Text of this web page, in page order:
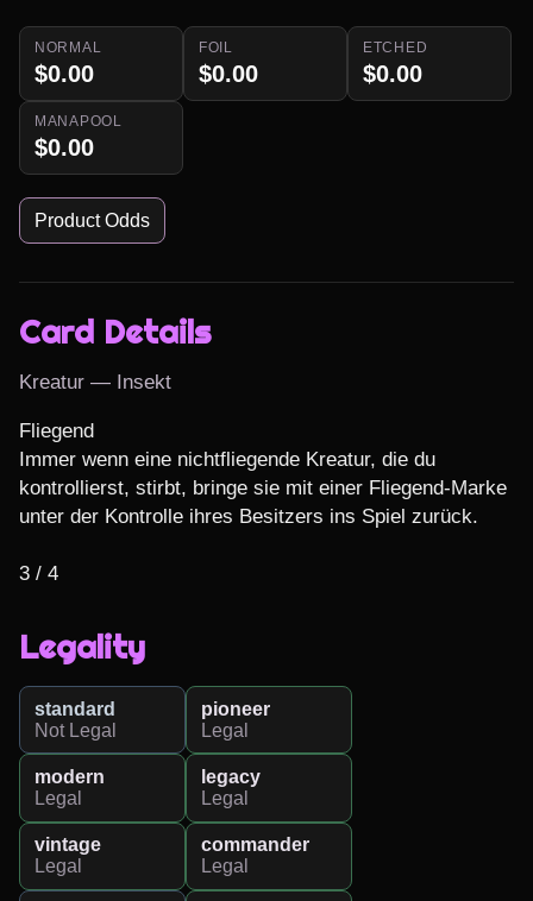
NORMAL
$0.00
FOIL
$0.00
ETCHED
$0.00
MANAPOOL
$0.00
Product Odds
Card Details
Kreatur — Insekt
Fliegend
Immer wenn eine nichtfliegende Kreatur, die du
kontrollierst, stirbt, bringe sie mit einer Fliegend-Marke
unter der Kontrolle ihres Besitzers ins Spiel zurück.
3 / 4
Legality
standard
Not Legal
pioneer
Legal
modern
Legal
legacy
Legal
vintage
Legal
commander
Legal